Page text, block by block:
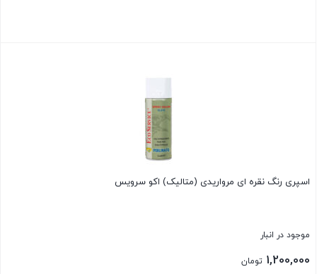
اسپری رنگ نقره ای مرواریدی (متالیک) اکو سرویس
موجود در انبار
1,200,000 تومان